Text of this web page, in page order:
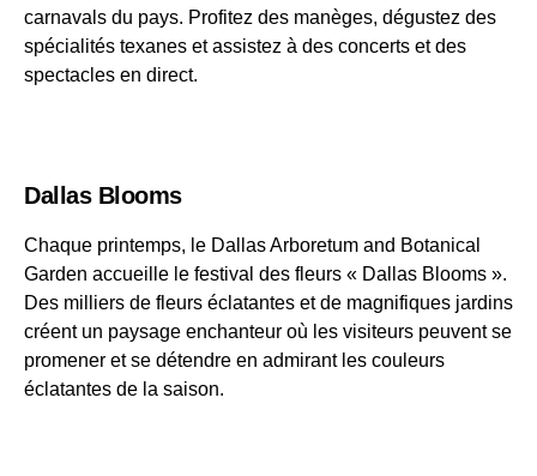
carnavals du pays. Profitez des manèges, dégustez des
spécialités texanes et assistez à des concerts et des
spectacles en direct.
Dallas Blooms
Chaque printemps, le Dallas Arboretum and Botanical
Garden accueille le festival des fleurs « Dallas Blooms ».
Des milliers de fleurs éclatantes et de magnifiques jardins
créent un paysage enchanteur où les visiteurs peuvent se
promener et se détendre en admirant les couleurs
éclatantes de la saison.